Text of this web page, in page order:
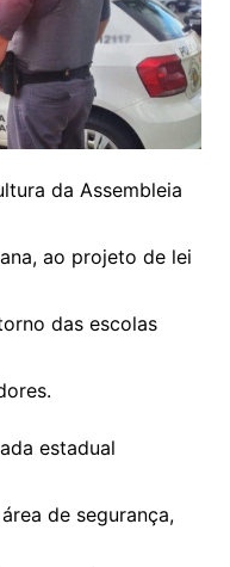
da Assembleia
ao projeto de lei
das escolas
estadual
de segurança,